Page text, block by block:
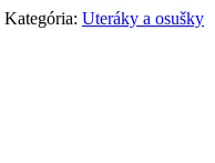
Kategória: Uteráky a osušky